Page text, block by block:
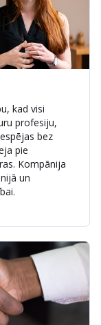
kad visi
profesiju,
bez
pie
Kompānija
un